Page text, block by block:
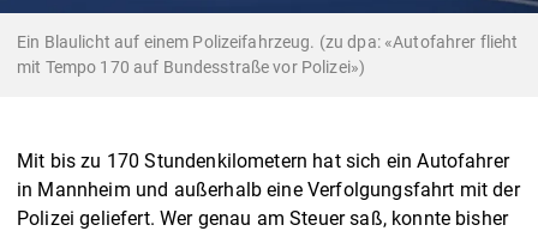
Ein Blaulicht auf einem Polizeifahrzeug. (zu dpa: «Autofahrer flieht
mit Tempo 170 auf Bundesstraße vor Polizei»)
Mit bis zu 170 Stundenkilometern hat sich ein Autofahrer
in Mannheim und außerhalb eine Verfolgungsfahrt mit der
Polizei geliefert. Wer genau am Steuer saß, konnte bisher